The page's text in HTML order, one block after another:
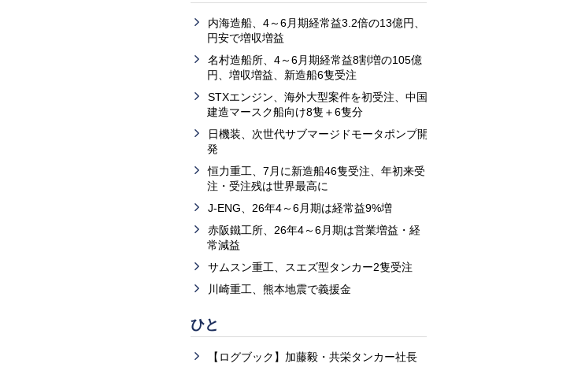
内海造船、4～6月期経常益3.2倍の13億円、
円安で増収増益
名村造船所、4～6月期経常益8割増の105億
円、増収増益、新造船6隻受注
STXエンジン、海外大型案件を初受注、中国
建造マースク船向け8隻＋6隻分
日機装、次世代サブマージドモータポンプ開
発
恒力重工、7月に新造船46隻受注、年初来受
注・受注残は世界最高に
J-ENG、26年4～6月期は経常益9%増
赤阪鐵工所、26年4～6月期は営業増益・経
常減益
サムスン重工、スエズ型タンカー2隻受注
川崎重工、熊本地震で義援金
ひと
【ログブック】加藤毅・共栄タンカー社長